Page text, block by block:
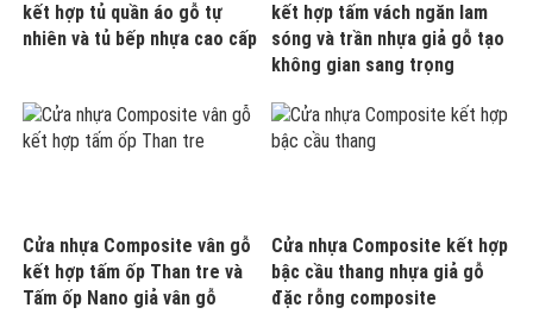
kết hợp tủ quần áo gỗ tự
nhiên và tủ bếp nhựa cao cấp
kết hợp tấm vách ngăn lam
sóng và trần nhựa giả gỗ tạo
không gian sang trọng
Cửa nhựa Composite vân gỗ
kết hợp tấm ốp Than tre và
Tấm ốp Nano giả vân gỗ
Cửa nhựa Composite kết hợp
bậc cầu thang nhựa giả gỗ
đặc rỗng composite